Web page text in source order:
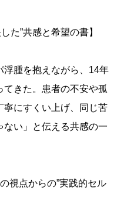
た”共感と希望の書】
浮腫を抱えながら、14年
きた。患者の不安や孤
寧にすくい上げ、同じ苦
ない」と伝える共感の一
視点からの”実践的セル